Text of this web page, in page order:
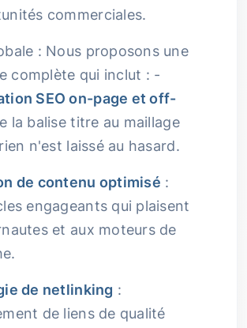
commerciales.
: Nous proposons une
complète qui inclut : -
SEO on-page et off-
la balise titre au maillage
n'est laissé au hasard.
de contenu optimisé :
engageants qui plaisent
et aux moteurs de
de netlinking :
de liens de qualité